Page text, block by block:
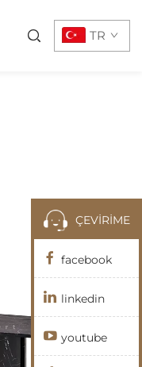
TR
ÇEVİRİME
facebook
linkedin
youtube